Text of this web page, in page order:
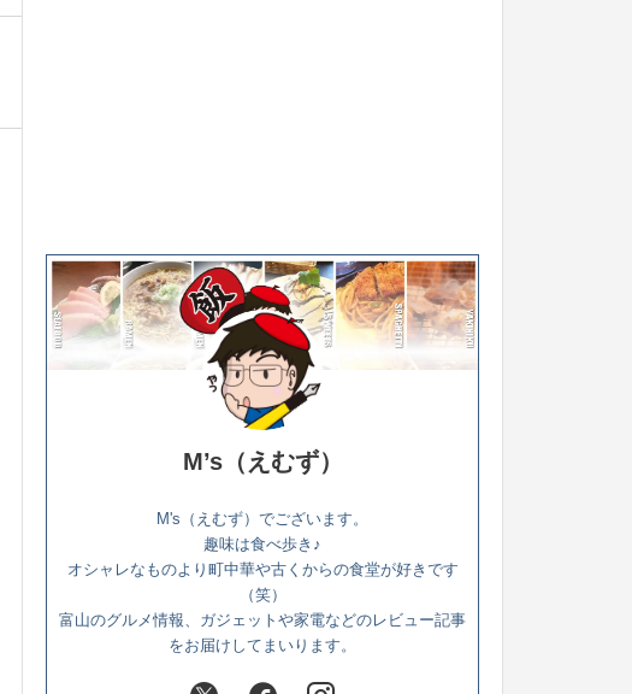
M’s（えむず）
M's（えむず）でございます。
趣味は食べ歩き♪
オシャレなものより町中華や古くからの食堂が好きです
（笑）
富山のグルメ情報、ガジェットや家電などのレビュー記事
をお届けしてまいります。